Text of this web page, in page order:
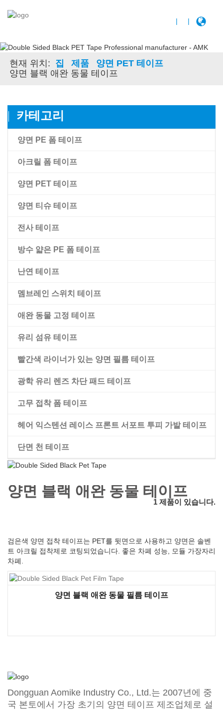
| |
현재 위치: 집 제품
양면 PET 테이프
양면 블랙 애완 동물 테이프
카테고리
양면 PE 폼 테이프
아크릴 폼 테이프
아크릴 폼 테이프
Amk 고접착 아크릴 폼 테이프
양면 PET 테이프
양면 투명 애완 동물 필름 테이프
양면 블랙 애완 동물 테이프
빨간색 걸레 라이너가 있는 양면 애완 동물 테이프
양면 티슈 테이프
전사 테이프
방수 얇은 PE 폼 테이프
난연 테이프
멤브레인 스위치 테이프
애완 동물 고정 테이프
유리 섬유 테이프
빨간색 라이너가 있는 양면 필름 테이프
광학 유리 렌즈 차단 패드 테이프
고무 접착 폼 테이프
헤어 익스텐션 레이스 프론트 서포트 투피 가발 테이프
가발 양면 테이프
단면 천 테이프
양면 블랙 애완 동물 테이프
1 제품이 있습니다.
검은색 양면 접착 테이프는 PET를 뒷면으로 사용하고 양면은 솔벤
트 아크릴 접착제로 코팅되었습니다. 좋은 차폐 성능, 모듈 가장자리
차폐.
양면 블랙 애완 동물 필름 테이프
Dongguan Aomike Industry Co., Ltd.는 2007년에 중
국 본토에서 가장 초기의 양면 테이프 제조업체로 설